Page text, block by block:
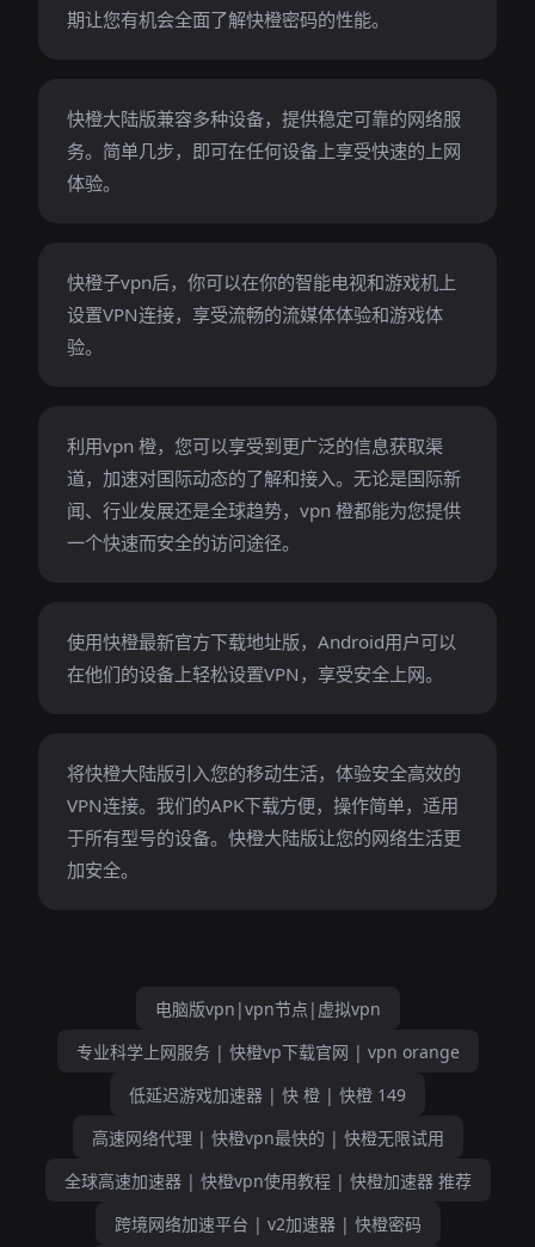
期让您有机会全面了解快橙密码的性能。
快橙大陆版兼容多种设备，提供稳定可靠的网络服
务。简单几步，即可在任何设备上享受快速的上网
体验。
快橙子vpn后，你可以在你的智能电视和游戏机上
设置VPN连接，享受流畅的流媒体体验和游戏体
验。
利用vpn 橙，您可以享受到更广泛的信息获取渠
道，加速对国际动态的了解和接入。无论是国际新
闻、行业发展还是全球趋势，vpn 橙都能为您提供
一个快速而安全的访问途径。
使用快橙最新官方下载地址版，Android用户可以
在他们的设备上轻松设置VPN，享受安全上网。
将快橙大陆版引入您的移动生活，体验安全高效的
VPN连接。我们的APK下载方便，操作简单，适用
于所有型号的设备。快橙大陆版让您的网络生活更
加安全。
电脑版vpn|vpn节点|虚拟vpn
专业科学上网服务 | 快橙vp下载官网 | vpn orange
低延迟游戏加速器 | 快 橙 | 快橙 149
高速网络代理 | 快橙vpn最快的 | 快橙无限试用
全球高速加速器 | 快橙vpn使用教程 | 快橙加速器 推荐
跨境网络加速平台 | v2加速器 | 快橙密码